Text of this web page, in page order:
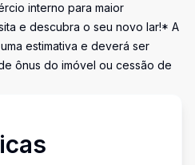
interno para maior
e descubra o seu novo lar!* A
estimativa e deverá ser
ônus do imóvel ou cessão de